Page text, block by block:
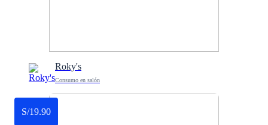
Roky's
Consumo en salón
S/19.90